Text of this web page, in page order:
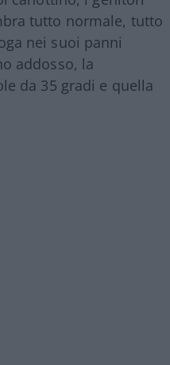
tutto normale, tutto
nei suoi panni
addosso, la
da 35 gradi e quella